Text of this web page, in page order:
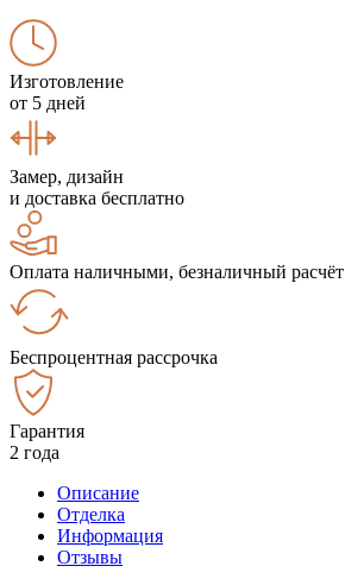
Изготовление
от 5 дней
Замер, дизайн
и доставка бесплатно
Оплата наличными, безналичный расчёт
Беспроцентная рассрочка
Гарантия
2 года
Описание
Отделка
Информация
Отзывы